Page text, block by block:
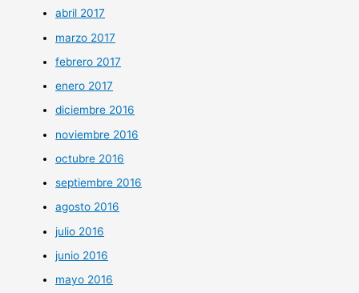
abril 2017
marzo 2017
febrero 2017
enero 2017
diciembre 2016
noviembre 2016
octubre 2016
septiembre 2016
agosto 2016
julio 2016
junio 2016
mayo 2016